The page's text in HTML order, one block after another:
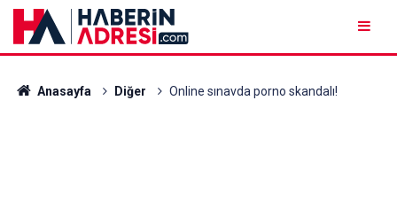
Anasayfa Diğer Online sınavda porno skandalı!